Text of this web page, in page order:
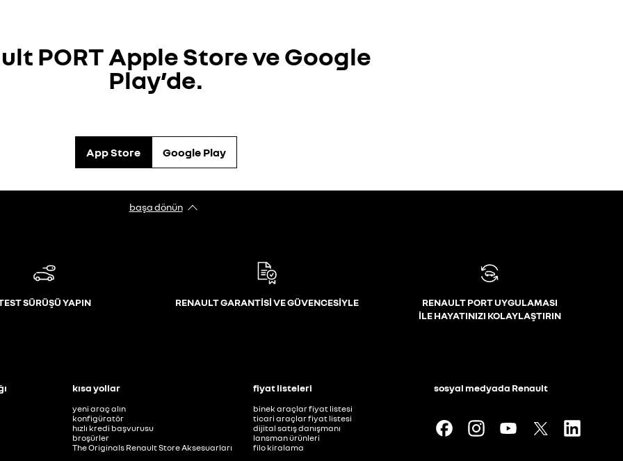
PORT Apple Store ve Google
Play’de.
App Store Google Play
başa dönün
SÜRÜŞÜ YAPIN RENAULT GARANTİSİ VE GÜVENCESİYLE
RENAULT PORT UYGULAMASI
İLE HAYATINIZI KOLAYLAŞTIRIN
kısa yollar
yeni araç alın
konfigüratör
hızlı kredi başvurusu
broşürler
The Originals Renault Store Aksesuarları
fiyat listeleri
binek araçlar fiyat listesi
ticari araçlar fiyat listesi
dijital satış danışmanı
lansman ürünleri
filo kiralama
sosyal medyada Renault